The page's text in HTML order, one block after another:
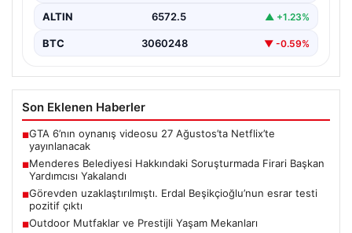
ALTIN 6572.5 ▲ +1.23%
BTC 3060248 ▼ -0.59%
Son Eklenen Haberler
■GTA 6’nın oynanış videosu 27 Ağustos’ta Netflix’te
yayınlanacak
■Menderes Belediyesi Hakkındaki Soruşturmada Firari Başkan
Yardımcısı Yakalandı
■Görevden uzaklaştırılmıştı. Erdal Beşikçioğlu’nun esrar testi
pozitif çıktı
■Outdoor Mutfaklar ve Prestijli Yaşam Mekanları